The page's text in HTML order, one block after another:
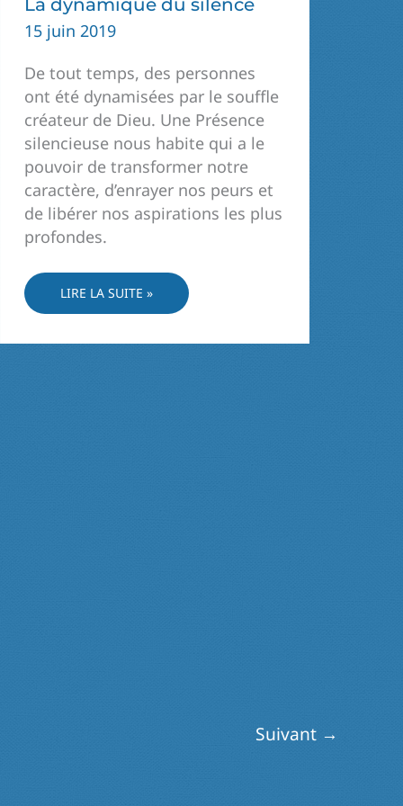
La dynamique du silence
15 juin 2019
De tout temps, des personnes
ont été dynamisées par le souffle
créateur de Dieu. Une Présence
silencieuse nous habite qui a le
pouvoir de transformer notre
caractère, d’enrayer nos peurs et
de libérer nos aspirations les plus
profondes.
LA
DYNAMIQUE
LIRE LA SUITE »
Suivant →